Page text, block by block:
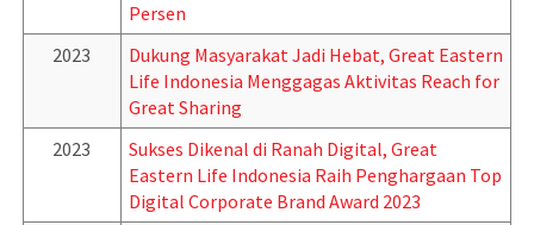
Persen
2023
Dukung Masyarakat Jadi Hebat, Great Eastern
Life Indonesia Menggagas Aktivitas Reach for
Great Sharing
2023
Sukses Dikenal di Ranah Digital, Great
Eastern Life Indonesia Raih Penghargaan Top
Digital Corporate Brand Award 2023